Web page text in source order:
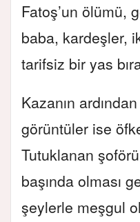
Fatoş’un ölümü,
baba, kardeşler,
tarifsiz bir yas
Kazanın
görüntüler ise
Tutuklanan
başında olması
şeylerle meşgul